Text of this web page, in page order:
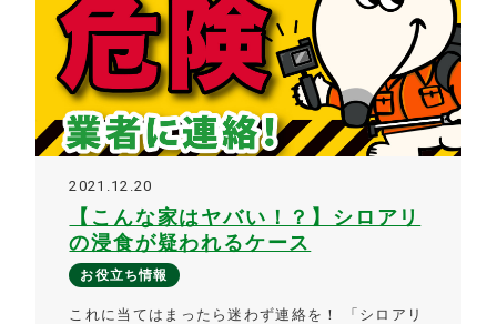
2021.12.20
【こんな家はヤバい！？】シロアリ
の浸食が疑われるケース
お役立ち情報
これに当てはまったら迷わず連絡を！ 「シロアリ